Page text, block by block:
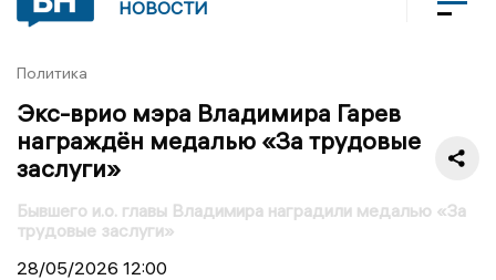
НОВОСТИ
Политика
Экс-врио мэра Владимира Гарев
награждён медалью «За трудовые
заслуги»
Бывшего и.о. главы Владимира наградили медалью «За
трудовые заслуги»
28/05/2026 12:00